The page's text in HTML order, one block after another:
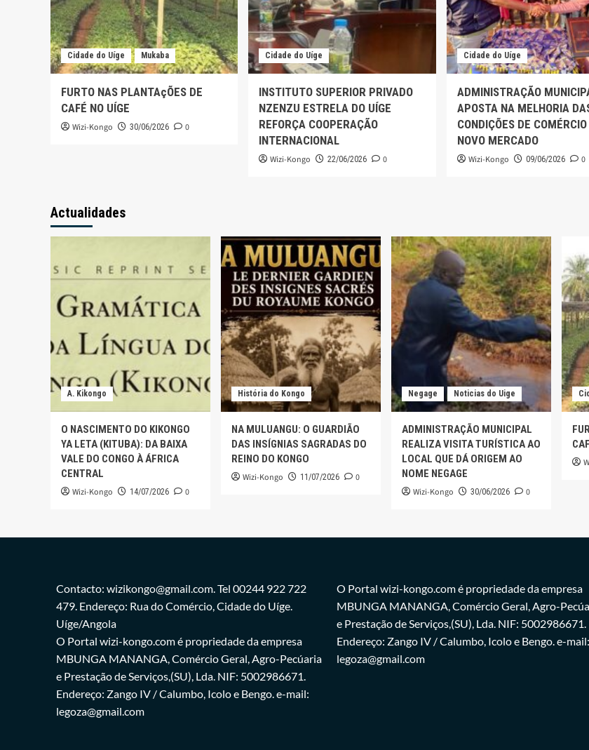
Cidade do Uíge Mukaba
FURTO NAS PLANTAçÕES DE
CAFÉ NO UÍGE
Wizi-Kongo 30/06/2026 0
Cidade do Uíge
INSTITUTO SUPERIOR PRIVADO
NZENZU ESTRELA DO UÍGE
REFORÇA COOPERAÇÃO
INTERNACIONAL
Wizi-Kongo 22/06/2026 0
Cidade do Uíge
ADMINISTRAÇÃO
APOSTA NA MELHORIA
CONDIÇÕES DE
NOVO MERCADO
Wizi-Kongo 09/06/2026 0
Actualidades
A. Kikongo
O NASCIMENTO DO KIKONGO
YA LETA (KITUBA): DA BAIXA
VALE DO CONGO À ÁFRICA
CENTRAL
Wizi-Kongo 14/07/2026 0
História do Kongo
NA MULUANGU: O GUARDIÃO
DAS INSÍGNIAS SAGRADAS DO
REINO DO KONGO
Wizi-Kongo 11/07/2026 0
Negage Noticias do Uige
ADMINISTRAÇÃO MUNICIPAL
REALIZA VISITA TURÍSTICA AO
LOCAL QUE DÁ ORIGEM AO
NOME NEGAGE
Wizi-Kongo 30/06/2026 0
Contacto: wizikongo@gmail.com. Tel 00244 922 722
479. Endereço: Rua do Comércio, Cidade do Uíge.
Uíge/Angola
O Portal wizi-kongo.com é propriedade da empresa
MBUNGA MANANGA, Comércio Geral, Agro-Pecúaria
e Prestação de Serviços,(SU), Lda. NIF: 5002986671.
Endereço: Zango IV / Calumbo, Icolo e Bengo. e-mail:
legoza@gmail.com
O Portal wizi-kongo.com é propriedade da empresa
MBUNGA MANANGA, Comércio Geral, Agro-
e Prestação de Serviços,(SU), Lda. NIF: 5002986671.
Endereço: Zango IV / Calumbo, Icolo e Bengo. e-mail:
legoza@gmail.com